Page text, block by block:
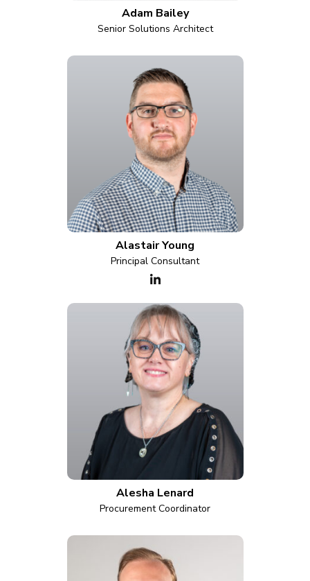
Adam Bailey
Senior Solutions Architect
Alastair Young
Principal Consultant
Alesha Lenard
Procurement Coordinator